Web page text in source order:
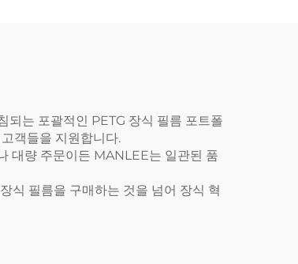
되는 포괄적인 PETG 장식 필름 포트폴
객들을 지원합니다.
대량 주문이든 MANLEE는 일관된 품
식 필름을 구매하는 것을 넘어 장식 혁